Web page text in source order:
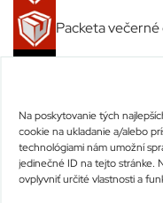
Na poskytovanie tých
cookie na ukladanie a/alebo
technológiami nám umožní
jedinečné ID na tejto stránke.
ovplyvniť určité vlastnosti a
Packeta
Osobný odber u